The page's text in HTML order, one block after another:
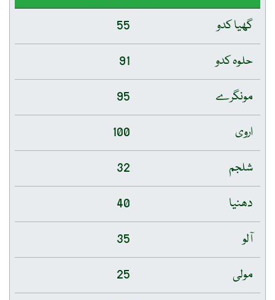
گھیا کدو
55
حلوہ کدو
91
مونگرے
95
اروی
100
شلجم
32
دھنیا
40
آلو
35
مولی
25